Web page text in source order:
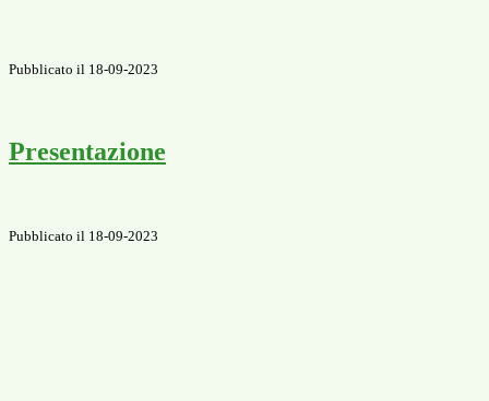
Pubblicato il 18-09-2023
Presentazione
Pubblicato il 18-09-2023